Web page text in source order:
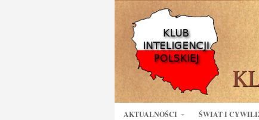
AKTUALNOŚCI ŚWIAT I